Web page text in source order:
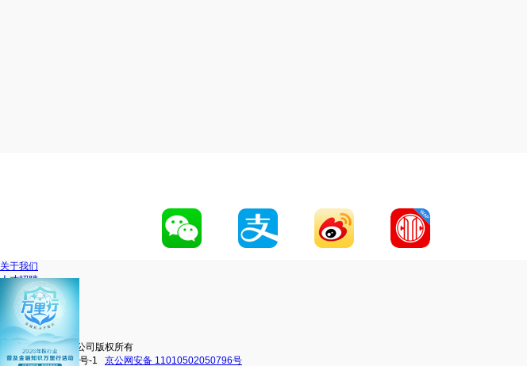
关于我们
人才招聘
网站地图
联系我们
移动官网
动卡空间
中信银行股份有限公司版权所有
京ICP备16038101号-1
京公网安备 11010502050796号